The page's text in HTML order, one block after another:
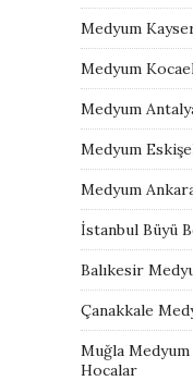
Medyum
Medyum
Medyum
Medyum
Medyum
İstanbul Büyü
Balıkesir
Çanakkale
Muğla
Hocalar